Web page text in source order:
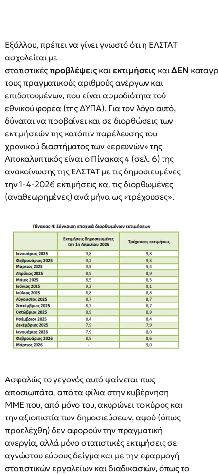
Εξάλλου, πρέπει να γίνει γνωστό ότι η ΕΛΣΤΑΤ
ασχολείται με
στατιστικέςπροβλέψειςκαιεκτιμήσεις καιΔΕΝ
τους πραγματικούς αριθμούς ανέργων και
επιδοτουμένων, που είναι αρμοδιότητα τού
εθνικού φορέα (της ΔΥΠΑ). Για τον λόγο αυτό,
δύναται να προβαίνει και σε διορθώσεις των
εκτιμήσεών της κατόπιν παρέλευσης του
χρονικού διαστήματος των «ερευνών» της.
Αποκαλυπτικός είναι ο Πίνακας 4 (σελ. 6) της
ανακοίνωσης της ΕΛΣΤΑΤ με τις δημοσιευμένες
την 1-4-2026 εκτιμήσεις και τις διορθωμένες
(αναθεωρημένες) ανά μήνα ως «τρέχουσες».
Ασφαλώς το γεγονός αυτό φαίνεται πως
αποσιωπάται από τα φίλια στην κυβέρνηση
ΜΜΕ που, από μόνο του, ακυρώνει το κύρος και
την αξιοπιστία των δημοσιεύσεων, αφού (όπως
προελέχθη) δεν αφορούν την πραγματική
ανεργία, αλλά μόνο στατιστικές εκτιμήσεις σε
αγνώστου εύρους δείγμα και με την εφαρμογή
στατιστικών εργαλείων και διαδικασιών, όπως το